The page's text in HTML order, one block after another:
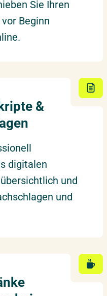
Live Online
Berlin
Frankfurt
Sie Ihren
Beginn
&
digitalen
und
und